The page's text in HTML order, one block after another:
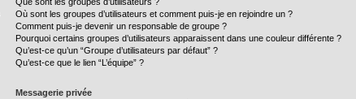
Où sont les groupes d’utilisateurs et comment puis-je en rejoindre un ?
Comment puis-je devenir un responsable de groupe ?
Pourquoi certains groupes d’utilisateurs apparaissent dans une couleur différente ?
Qu’est-ce qu’un “Groupe d’utilisateurs par défaut” ?
Qu’est-ce que le lien “L’équipe” ?
Messagerie privée